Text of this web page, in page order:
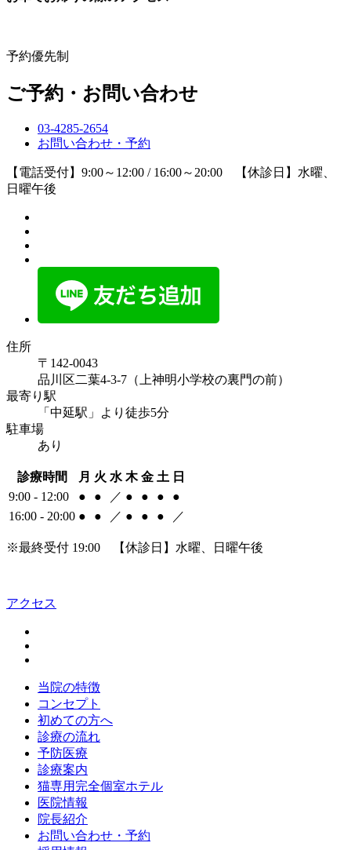
予約優先制
ご予約・お問い合わせ
03-4285-2654
お問い合わせ・予約
【電話受付】9:00～12:00 / 16:00～20:00 【休診日】水曜、
日曜午後
住所
〒142-0043
品川区二葉4-3-7（上神明小学校の裏門の前）
最寄り駅
「中延駅」より徒歩5分
駐車場
あり
診療時間 月 火 水 木 金 土 日
9:00 - 12:00
● ● ／ ● ● ●
●
16:00 - 20:00 ● ● ／ ● ● ● ／
※最終受付 19:00 【休診日】水曜、日曜午後
アクセス
当院の特徴
コンセプト
初めての方へ
診療の流れ
予防医療
診療案内
猫専用完全個室ホテル
医院情報
院長紹介
お問い合わせ・予約